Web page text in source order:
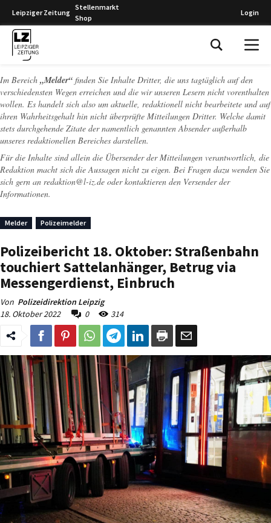
Leipziger Zeitung
Stellenmarkt
Shop
Login
Im Bereich „Melder“ finden Sie Inhalte Dritter, die uns tagtäglich auf den
verschiedensten Wegen erreichen und die wir unseren Lesern nicht vorenthalten
wollen. Es handelt sich also um aktuelle, redaktionell nicht bearbeitete und auf
ihren Wahrheitsgehalt hin nicht überprüfte Mitteilungen Dritter. Welche damit
stets durchgehende Zitate der namentlich genannten Absender außerhalb
unseres redaktionellen Bereiches darstellen.
Für die Inhalte sind allein die Übersender der Mitteilungen verantwortlich, die
Redaktion macht sich die Aussagen nicht zu eigen. Bei Fragen dazu wenden Sie
sich gern an redaktion@l-iz.de oder kontaktieren den Versender der
Informationen.
Melder Polizeimelder
Polizeibericht 18. Oktober: Straßenbahn
touchiert Sattelanhänger, Betrug via
Messengerdienst, Einbruch
Von Polizeidirektion Leipzig
18. Oktober 2022
0 314